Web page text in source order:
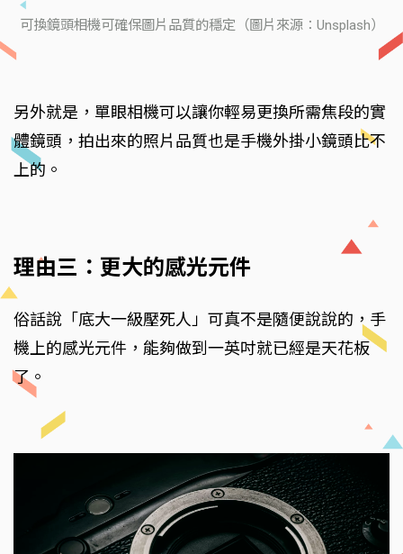
可換鏡頭相機可確保圖片品質的穩定（圖片來源：Unsplash）
另外就是，單眼相機可以讓你輕易更換所需焦段的實
體鏡頭，拍出來的照片品質也是手機外掛小鏡頭比不
上的。
理由三：更大的感光元件
俗話說「底大一級壓死人」可真不是隨便說說的，手
機上的感光元件，能夠做到一英吋就已經是天花板
了。